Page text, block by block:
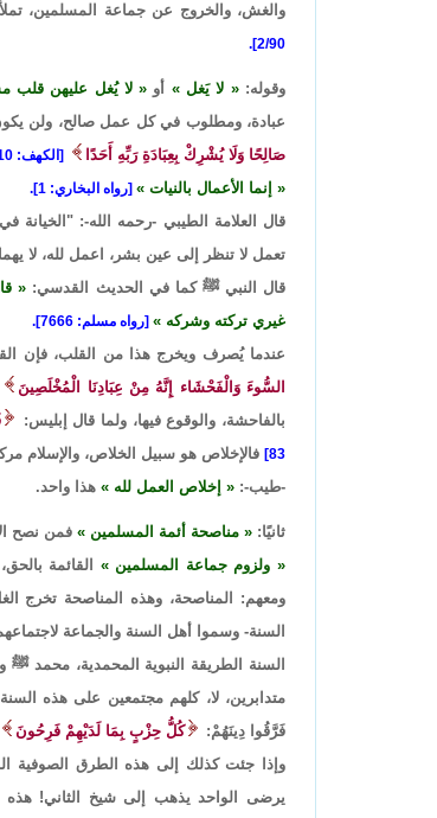
والغش، والخروج عن جماعة المسلمين،
2/90].
وقوله: لا يَغل أو لا يُغل عليهن قلب
عبادة، ومطلوب في كل عمل صالح، ولن يكون
صَالِحًا وَلَا يُشْرِكْ بِعِبَادَةِ رَبِّهِ أَحَدًا
[الكهف: 110].
إنما الأعمال بالنيات [رواه البخاري: 1].
قال العلامة الطيبي -رحمه الله-: "الخيانة
تعمل لا تنظر إلى عين بشر، اعمل لله، لا
قال النبي ﷺ كما في الحديث القدسي:
غيري تركته وشركه
[رواه مسلم: 7666].
عندما يُصرف ويخرج هذا من القلب، فإن
السُّوءَ وَالْفَحْشَاء إِنَّهُ مِنْ عِبَادِنَا الْمُخْلَصِينَ
بالفاحشة، والوقوع فيها، ولما قال إبليس:
83] فالإخلاص هو سبيل الخلاص، والإسلام
-طيب-:
إخلاص العمل لله هذا واحد.
ثانيًا: مناصحة أئمة المسلمين
فمن نصح
ولزوم جماعة المسلمين
القائمة
ومعهم: المناصحة، وهذه المناصحة تخرج
السنة- وسموا أهل السنة والجماعة
السنة الطريقة النبوية المحمدية، محمد ﷺ
متدابرين، لا، كلهم مجتمعين على هذه
فَرَّقُوا دِينَهُمْ:
كُلُّ حِزْبٍ بِمَا لَدَيْهِمْ فَرِحُونَ
وإذا جئت كذلك إلى هذه الطرق الصوفية
يرضى الواحد يذهب إلى شيخ الثاني! هذه